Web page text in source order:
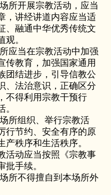
开展宗教活动，应当
，讲经讲道内容应当适
、融通中华优秀传统文
。
当在宗教活动中加强
传教育，加强国家通用
团结进步，引导信教公
、法治意识，正确区分
不得利用宗教干预行
组织、举行宗教活
行节约、安全有序的原
产秩序和生活秩序。
动应当按照《宗教事
批手续。
不得擅自到本场所外